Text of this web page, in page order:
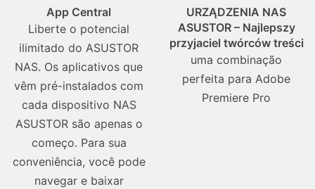
App Central
Liberte o potencial
ilimitado do ASUSTOR
NAS. Os aplicativos que
vêm pré-instalados com
cada dispositivo NAS
ASUSTOR são apenas o
começo. Para sua
conveniência, você pode
navegar e baixar
URZĄDZENIA NAS
ASUSTOR – Najlepszy
przyjaciel twórców treści
uma combinação
perfeita para Adobe
Premiere Pro